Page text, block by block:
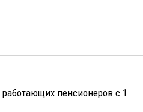
пенсионеров с 1